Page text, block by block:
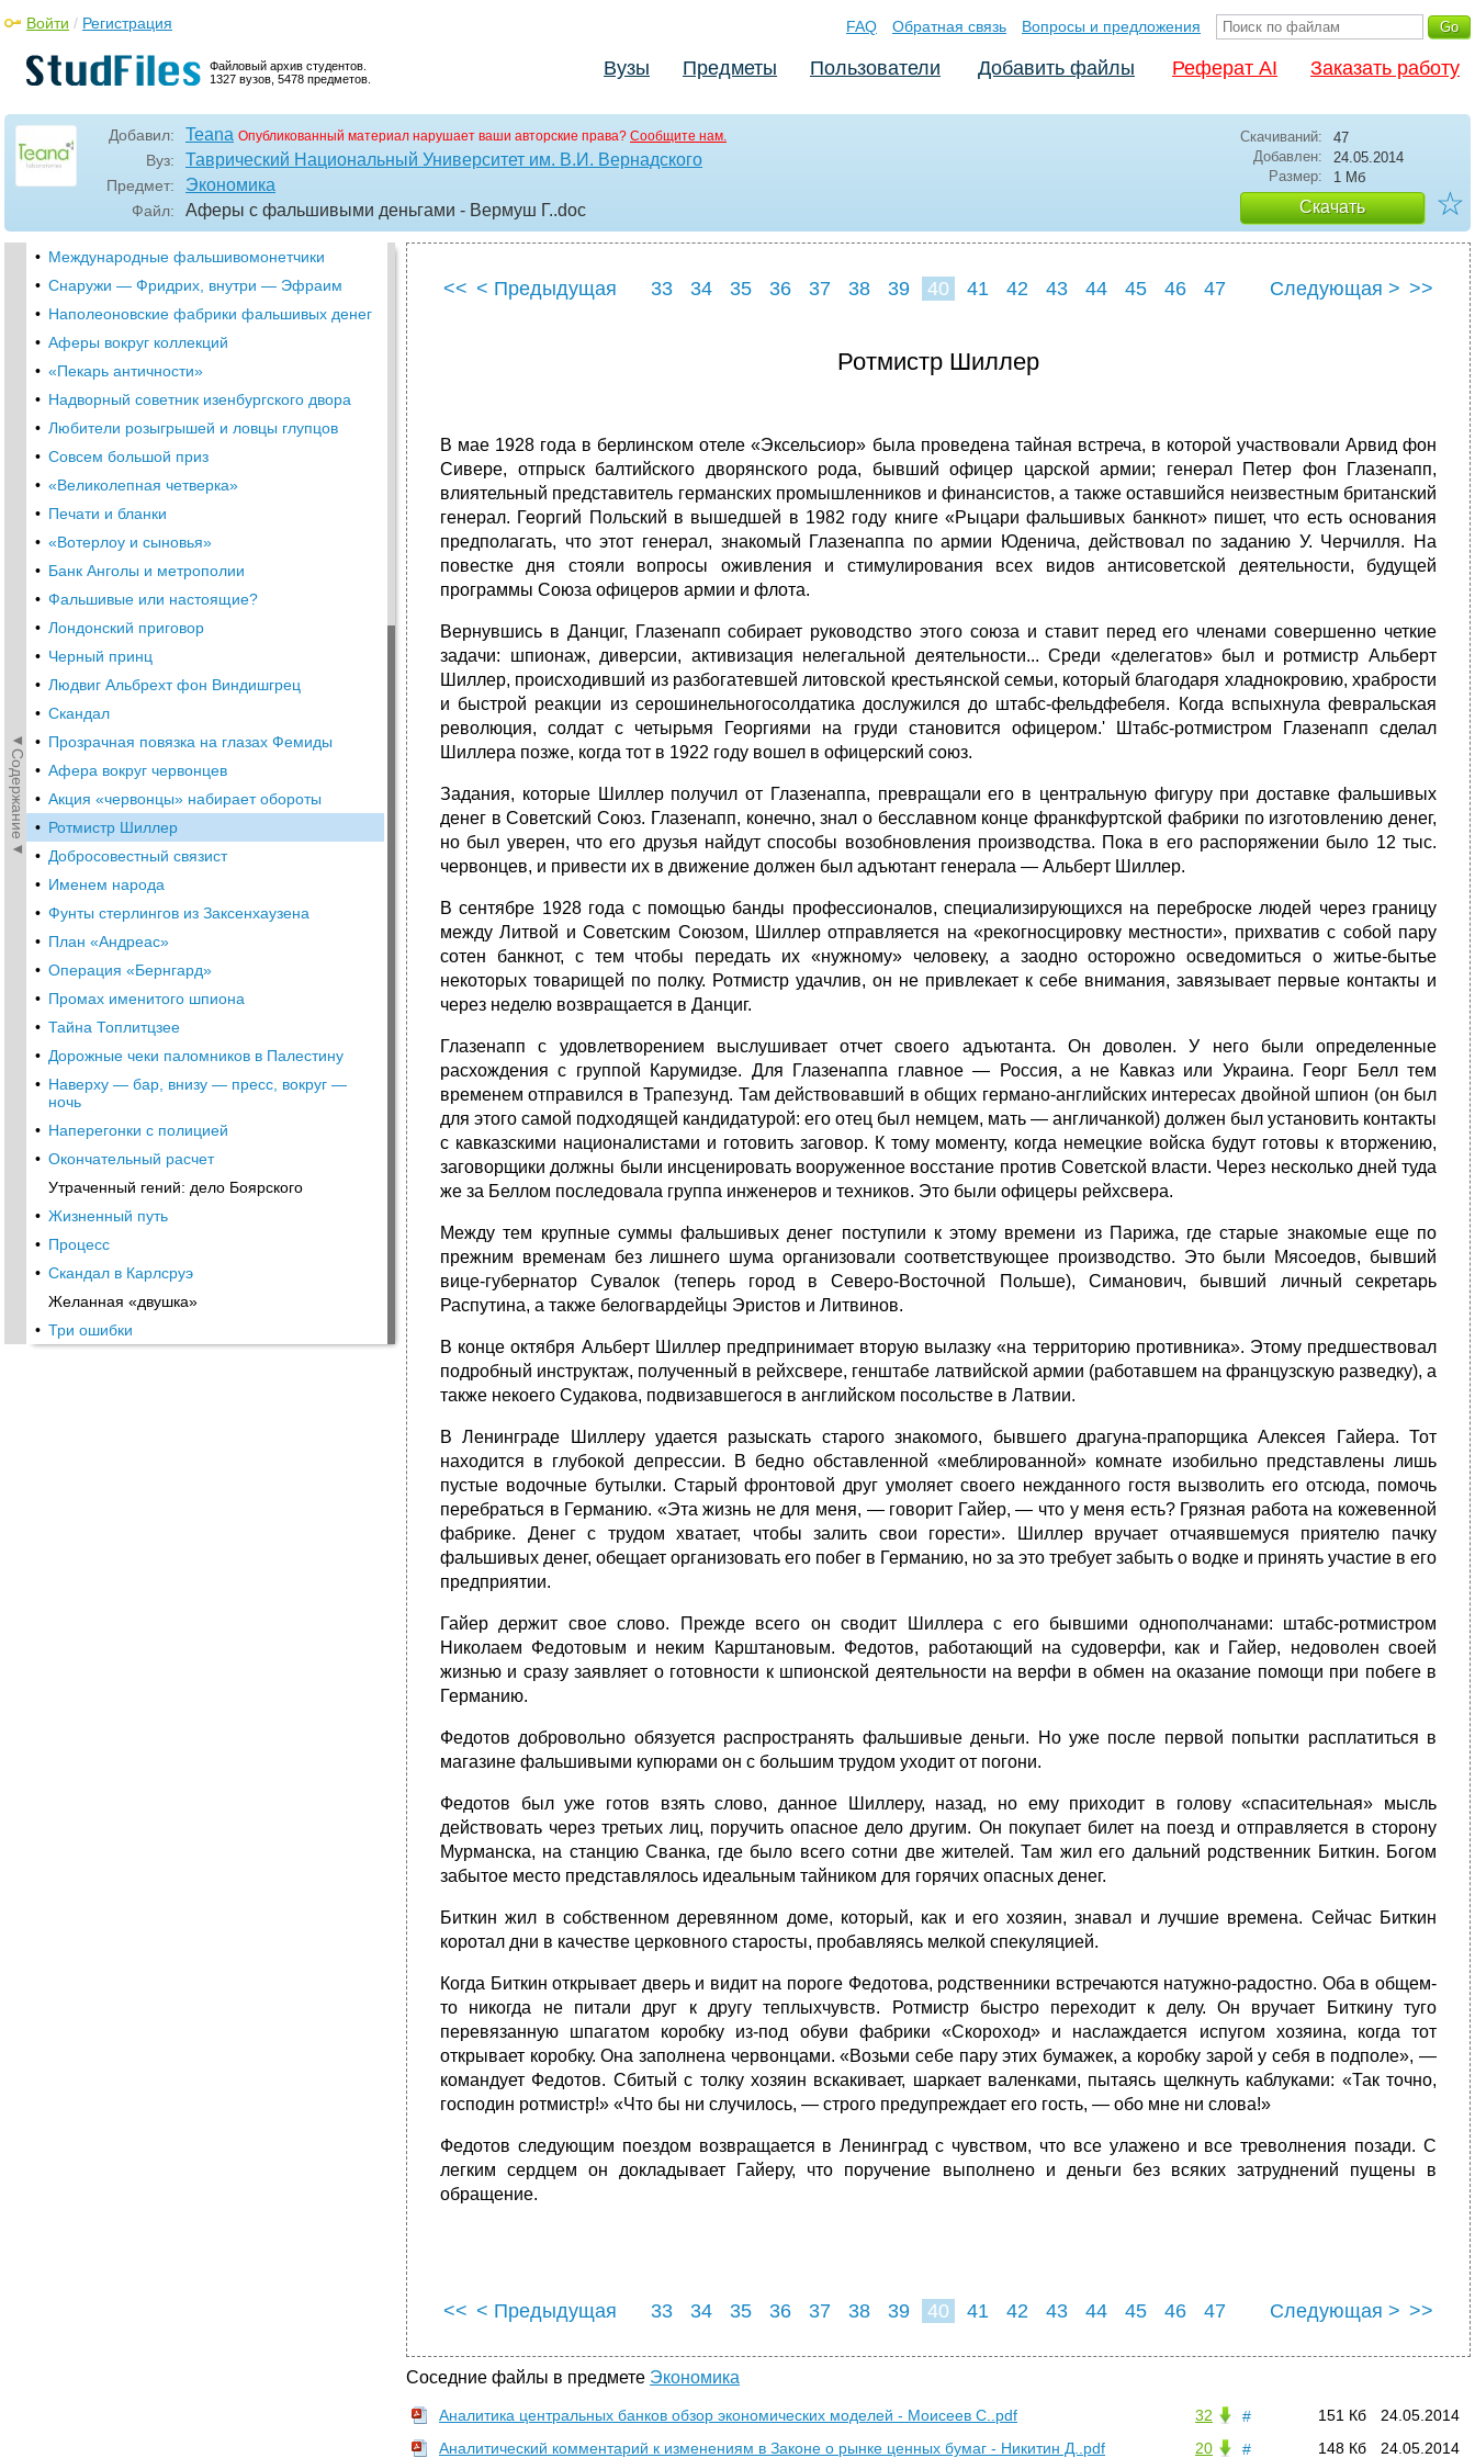
Файловый архив студентов.
1327 вузов, 5478 предметов.
Войти / Регистрация FAQ Обратная связь Вопросы и предложения
Вузы Предметы Пользователи Добавить файлы Реферат AI Заказать работу
Добавил: Teana Опубликованный материал нарушает ваши авторские права? Сообщите нам.
Вуз: Таврический Национальный Университет им. В.И. Вернадского
Предмет: Экономика
Файл: Аферы с фальшивыми деньгами - Вермуш Г..doc
Скачиваний:
47
Добавлен:
24.05.2014
Размер:
1 Мб
Скачать ☆
◄Содержание◄
• Фальшивомонетчики крупные и помельче
• «Скверные и неправедные монеты»
• Покарать смертью
• Ганс Ленгенфельдер и другие
Орел или решка?
• Золотое время «перечеканки» монет
«Пустые монеты и полные карманы»
• Почетные монетных дел мастера
• Международные фальшивомонетчики
• Снаружи — Фридрих, внутри — Эфраим
• Наполеоновские фабрики фальшивых денег
• Аферы вокруг коллекций
• «Пекарь античности»
• Надворный советник изенбургского двора
• Любители розыгрышей и ловцы глупцов
• Совсем большой приз
• «Великолепная четверка»
• Печати и бланки
• «Вотерлоу и сыновья»
• Банк Анголы и метрополии
• Фальшивые или настоящие?
• Лондонский приговор
• Черный принц
• Людвиг Альбрехт фон Виндишгрец
• Скандал
• Прозрачная повязка на глазах Фемиды
• Афера вокруг червонцев
• Акция «червонцы» набирает обороты
• Ротмистр Шиллер
• Добросовестный связист
• Именем народа
• Фунты стерлингов из Заксенхаузена
• План «Андреас»
• Операция «Бернгард»
• Промах именитого шпиона
• Тайна Топлитцзее
• Дорожные чеки паломников в Палестину
• Наверху — бар, внизу — пресс, вокруг —
ночь
• Наперегонки с полицией
• Окончательный расчет
Утраченный гений: дело Боярского
• Жизненный путь
• Процесс
• Скандал в Карлсруэ
Желанная «двушка»
• Три ошибки
<< < Предыдущая 33 34 35 36 37 38 39 40 41 42 43 44 45 46
47
Следующая > >>
Ротмистр Шиллер
В мае 1928 года в берлинском отеле «Эксельсиор» была проведена тайная встреча, в которой участвовали Арвид фон
Сивере, отпрыск балтийского дворянского рода, бывший офицер царской армии; генерал Петер фон Глазенапп,
влиятельный представитель германских промышленников и финансистов, а также оставшийся неизвестным британский
генерал. Георгий Польский в вышедшей в 1982 году книге «Рыцари фальшивых банкнот» пишет, что есть основания
предполагать, что этот генерал, знакомый Глазенаппа по армии Юденича, действовал по заданию У. Черчилля. На
повестке дня стояли вопросы оживления и стимулирования всех видов антисоветской деятельности, будущей
программы Союза офицеров армии и флота.
Вернувшись в Данциг, Глазенапп собирает руководство этого союза и ставит перед его членами совершенно четкие
задачи: шпионаж, диверсии, активизация нелегальной деятельности... Среди «делегатов» был и ротмистр Альберт
Шиллер, происходивший из разбогатевшей литовской крестьянской семьи, который благодаря хладнокровию, храбрости
и быстрой реакции из серошинельногосолдатика дослужился до штабс-фельдфебеля. Когда вспыхнула февральская
революция, солдат с четырьмя Георгиями на груди становится офицером.' Штабс-ротмистром Глазенапп сделал
Шиллера позже, когда тот в 1922 году вошел в офицерский союз.
Задания, которые Шиллер получил от Глазенаппа, превращали его в центральную фигуру при доставке фальшивых
денег в Советский Союз. Глазенапп, конечно, знал о бесславном конце франкфуртской фабрики по изготовлению денег,
но был уверен, что его друзья найдут способы возобновления производства. Пока в его распоряжении было 12 тыс.
червонцев, и привести их в движение должен был адъютант генерала — Альберт Шиллер.
В сентябре 1928 года с помощью банды профессионалов, специализирующихся на переброске людей через границу
между Литвой и Советским Союзом, Шиллер отправляется на «рекогносцировку местности», прихватив с собой пару
сотен банкнот, с тем чтобы передать их «нужному» человеку, а заодно осторожно осведомиться о житье-бытье
некоторых товарищей по полку. Ротмистр удачлив, он не привлекает к себе внимания, завязывает первые контакты и
через неделю возвращается в Данциг.
Глазенапп с удовлетворением выслушивает отчет своего адъютанта. Он доволен. У него были определенные
расхождения с группой Карумидзе. Для Глазенаппа главное — Россия, а не Кавказ или Украина. Георг Белл тем
временем отправился в Трапезунд. Там действовавший в общих германо-английских интересах двойной шпион (он был
для этого самой подходящей кандидатурой: его отец был немцем, мать — англичанкой) должен был установить контакты
с кавказскими националистами и готовить заговор. К тому моменту, когда немецкие войска будут готовы к вторжению,
заговорщики должны были инсценировать вооруженное восстание против Советской власти. Через несколько дней туда
же за Беллом последовала группа инженеров и техников. Это были офицеры рейхсвера.
Между тем крупные суммы фальшивых денег поступили к этому времени из Парижа, где старые знакомые еще по
прежним временам без лишнего шума организовали соответствующее производство. Это были Мясоедов, бывший
вице-губернатор Сувалок (теперь город в Северо-Восточной Польше), Симанович, бывший личный секретарь
Распутина, а также белогвардейцы Эристов и Литвинов.
В конце октября Альберт Шиллер предпринимает вторую вылазку «на территорию противника». Этому предшествовал
подробный инструктаж, полученный в рейхсвере, генштабе латвийской армии (работавшем на французскую разведку), а
также некоего Судакова, подвизавшегося в английском посольстве в Латвии.
В Ленинграде Шиллеру удается разыскать старого знакомого, бывшего драгуна-прапорщика Алексея Гайера. Тот
находится в глубокой депрессии. В бедно обставленной «меблированной» комнате изобильно представлены лишь
пустые водочные бутылки. Старый фронтовой друг умоляет своего нежданного гостя вызволить его отсюда, помочь
перебраться в Германию. «Эта жизнь не для меня, — говорит Гайер, — что у меня есть? Грязная работа на кожевенной
фабрике. Денег с трудом хватает, чтобы залить свои горести». Шиллер вручает отчаявшемуся приятелю пачку
фальшивых денег, обещает организовать его побег в Германию, но за это требует забыть о водке и принять участие в его
предприятии.
Гайер держит свое слово. Прежде всего он сводит Шиллера с его бывшими однополчанами: штабс-ротмистром
Николаем Федотовым и неким Карштановым. Федотов, работающий на судоверфи, как и Гайер, недоволен своей
жизнью и сразу заявляет о готовности к шпионской деятельности на верфи в обмен на оказание помощи при побеге в
Германию.
Федотов добровольно обязуется распространять фальшивые деньги. Но уже после первой попытки расплатиться в
магазине фальшивыми купюрами он с большим трудом уходит от погони.
Федотов был уже готов взять слово, данное Шиллеру, назад, но ему приходит в голову «спасительная» мысль
действовать через третьих лиц, поручить опасное дело другим. Он покупает билет на поезд и отправляется в сторону
Мурманска, на станцию Сванка, где было всего сотни две жителей. Там жил его дальний родственник Биткин. Богом
забытое место представлялось идеальным тайником для горячих опасных денег.
Биткин жил в собственном деревянном доме, который, как и его хозяин, знавал и лучшие времена. Сейчас Биткин
коротал дни в качестве церковного старосты, пробавляясь мелкой спекуляцией.
Когда Биткин открывает дверь и видит на пороге Федотова, родственники встречаются натужно-радостно. Оба в общем-
то никогда не питали друг к другу теплыхчувств. Ротмистр быстро переходит к делу. Он вручает Биткину туго
перевязанную шпагатом коробку из-под обуви фабрики «Скороход» и наслаждается испугом хозяина, когда тот
открывает коробку. Она заполнена червонцами. «Возьми себе пару этих бумажек, а коробку зарой у себя в подполе», —
командует Федотов. Сбитый с толку хозяин вскакивает, шаркает валенками, пытаясь щелкнуть каблуками: «Так точно,
господин ротмистр!» «Что бы ни случилось, — строго предупреждает его гость, — обо мне ни слова!»
Федотов следующим поездом возвращается в Ленинград с чувством, что все улажено и все треволнения позади. С
легким сердцем он докладывает Гайеру, что поручение выполнено и деньги без всяких затруднений пущены в
обращение.
<< < Предыдущая 33 34 35 36 37 38 39 40 41 42 43 44 45 46
47
Следующая > >>
Соседние файлы в предмете Экономика
# 24.05.2014
151 Кб
32
Аналитика центральных банков обзор экономических моделей - Моисеев С..pdf
#
24.05.2014
148 Кб
20
Аналитический комментарий к изменениям в Законе о рынке ценных бумаг - Никитин Д..pdf